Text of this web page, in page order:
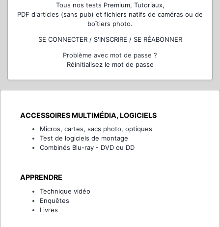
Tous nos tests Premium, Tutoriaux,
PDF d'articles (sans pub) et fichiers natifs de caméras ou de
boîtiers photo.
SE CONNECTER / S'INSCRIRE / SE RÉABONNER
Problème avec mot de passe ?
Réinitialisez le mot de passe
ACCESSOIRES MULTIMÉDIA, LOGICIELS
Micros, cartes, sacs photo, optiques
Test de logiciels de montage
Combinés Blu-ray - DVD ou DD
APPRENDRE
Technique vidéo
Enquêtes
Livres